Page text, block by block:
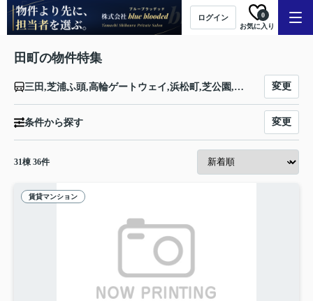
ログイン
お気に入り
0
田町の物件特集
三田,芝浦ふ頭,高輪ゲートウェイ,浜松町,芝公園,白金高輪,白金台,田町 変更
条件から探す 変更
31棟 36件
賃貸マンション